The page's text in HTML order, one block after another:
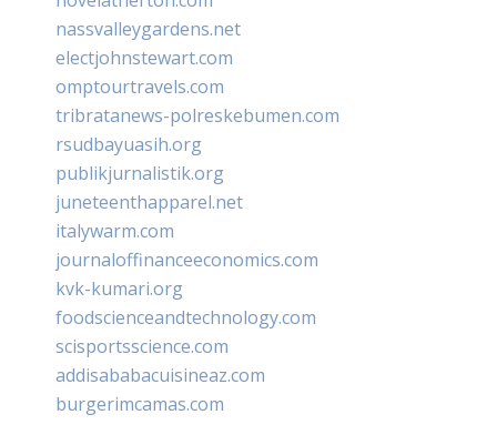
nassvalleygardens.net
electjohnstewart.com
omptourtravels.com
tribratanews-polreskebumen.com
rsudbayuasih.org
publikjurnalistik.org
juneteenthapparel.net
italywarm.com
journaloffinanceeconomics.com
kvk-kumari.org
foodscienceandtechnology.com
scisportsscience.com
addisababacuisineaz.com
burgerimcamas.com